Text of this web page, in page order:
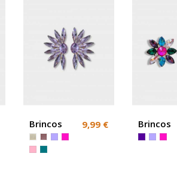
Brincos
Coloridos
Leque
9,99 €
Brincos
Coloridos